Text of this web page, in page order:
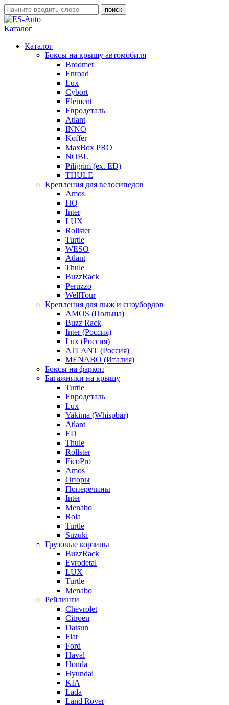
Каталог
Каталог
Боксы на крышу автомобиля
Broomer
Enroad
Lux
Cybort
Element
Евродеталь
Atlant
INNO
Koffer
MaxBox PRO
NOBU
Piligrim (ex. ED)
THULE
Крепления для велосипедов
Amos
HQ
Inter
LUX
Rollster
Turtle
WESO
Atlant
Thule
BuzzRack
Peruzzo
WellTour
Крепления для лыж и сноубордов
AMOS (Польша)
Buzz Rack
Inter (Россия)
Lux (Россия)
ATLANT (Россия)
MENABO (Италия)
Боксы на фаркоп
Багажники на крышу
Turtle
Евродеталь
Lux
Yakima (Whispbar)
Atlant
ED
Thule
Rollster
FicoPro
Amos
Опоры
Поперечины
Inter
Menabo
Rola
Turtle
Suzuki
Грузовые корзины
BuzzRack
Evrodetal
LUX
Turtle
Menabo
Рейлинги
Chevrolet
Citroen
Datsun
Fiat
Ford
Haval
Honda
Hyundai
KIA
Lada
Land Rover